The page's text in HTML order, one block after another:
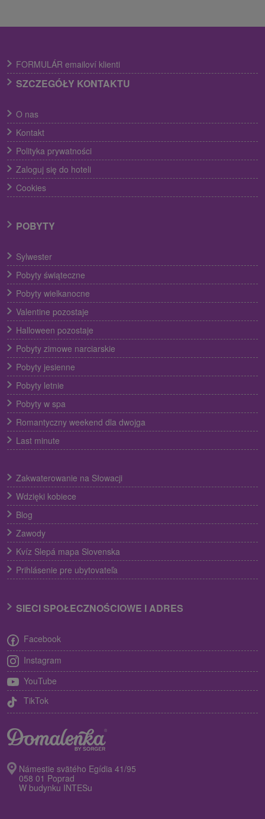
FORMULÁR emailoví klienti
SZCZEGÓŁY KONTAKTU
O nas
Kontakt
Polityka prywatności
Zaloguj się do hoteli
Cookies
POBYTY
Sylwester
Pobyty świąteczne
Pobyty wielkanocne
Valentine pozostaje
Halloween pozostaje
Pobyty zimowe narciarskie
Pobyty jesienne
Pobyty letnie
Pobyty w spa
Romantyczny weekend dla dwojga
Last minute
Zakwaterowanie na Słowacji
Wdzięki kobiece
Blog
Zawody
Kvíz Slepá mapa Slovenska
Prihlásenie pre ubytovateľa
SIECI SPOŁECZNOŚCIOWE I ADRES
Facebook
Instagram
YouTube
TikTok
Námestie svätého Egídia 41/95
058 01 Poprad
W budynku INTESu